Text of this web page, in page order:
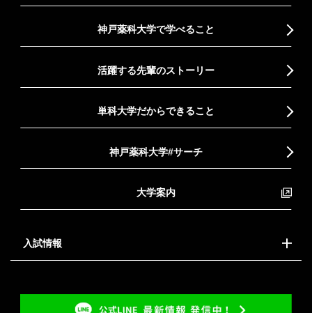
神戸薬科大学で学べること
活躍する先輩のストーリー
単科大学だからできること
神戸薬科大学#サーチ
大学案内
入試情報